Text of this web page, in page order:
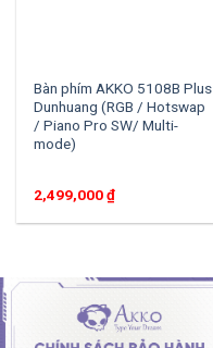
Bàn phím AKKO 5108B Plus
Dunhuang (RGB / Hotswap
/ Piano Pro SW/ Multi-
mode)
2,499,000₫